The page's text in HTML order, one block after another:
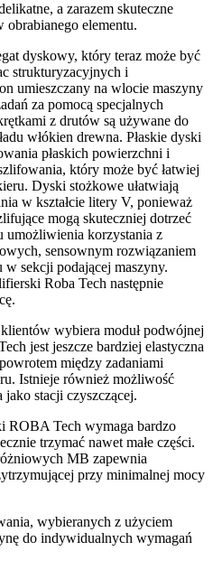
a zarazem skuteczne
elementu.
dyskowy, który teraz może być
strukturyzacyjnych i
umieszczany na wlocie maszyny
za pomocą specjalnych
z drutów są używane do
włókien drewna. Płaskie dyski
płaskich powierzchni i
który może być łatwiej
Dyski stożkowe ułatwiają
w kształcie litery V, ponieważ
mogą skuteczniej dotrzeć
umożliwienia korzystania z
sensownym rozwiązaniem
sekcji podającej maszyny.
Roba Tech następnie
wybiera moduł podwójnej
jest jeszcze bardziej elastyczna
między zadaniami
Istnieje również możliwość
jako stacji czyszczącej.
ROBA Tech wymaga bardzo
trzymać nawet małe części.
MB zapewnia
przy minimalnej mocy
wybieranych z użyciem
do indywidualnych wymagań